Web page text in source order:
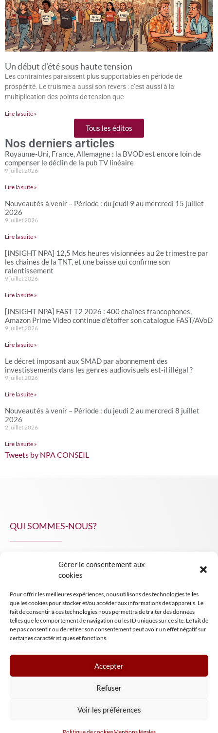
Gérer le consentement aux
cookies
Pour offrir les meilleures expériences, nous utilisons des technologies telles
que les cookies pour stocker et/ou accéder aux informations des appareils. Le
fait de consentir à ces technologies nous permettra de traiter des données
telles que le comportement de navigation ou les ID uniques sur ce site. Le fait de
ne pas consentir ou de retirer son consentement peut avoir un effet négatif sur
certaines caractéristiques et fonctions.
Accepter
Refuser
Voir les préférences
Un début d’été sous haute tension
Les contraintes paraissent plus supportables en période de
prospérité. Le truisme a aussi son revers : c’est aussi à la
multiplication des points de tension que
Lire la suite »
Tous les éditos
Nos derniers articles
Royaume-Uni, France, Allemagne : la BVOD est encore loin de
compenser le déclin de la pub TV linéaire
9 juillet 2026
Lire la suite »
Nouveautés à venir – Période : du jeudi 9 au mercredi 15 juillet
2026
9 juillet 2026
Lire la suite »
[INSIGHT NPA] 12,5 Mds heures visionnées au 2e trimestre par
les chaînes de la TNT, et une baisse qui confirme son
ralentissement
9 juillet 2026
Lire la suite »
[INSIGHT NPA] FAST T2 2026 : 400 chaînes francophones,
Amazon Prime Video continue d’étoffer son catalogue FAST/AVoD
9 juillet 2026
Lire la suite »
Le décret imposant aux SMAD par abonnement des
investissements dans les genres audiovisuels est-il illégal ?
9 juillet 2026
Lire la suite »
Nouveautés à venir – Période : du jeudi 2 au mercredi 8 juillet
2026
2 juillet 2026
Lire la suite »
Tweets by NPA CONSEIL
QUI SOMMES-NOUS?
INSIGHT NPA
Mentions légales
Tous droits réservés NPA Conseil